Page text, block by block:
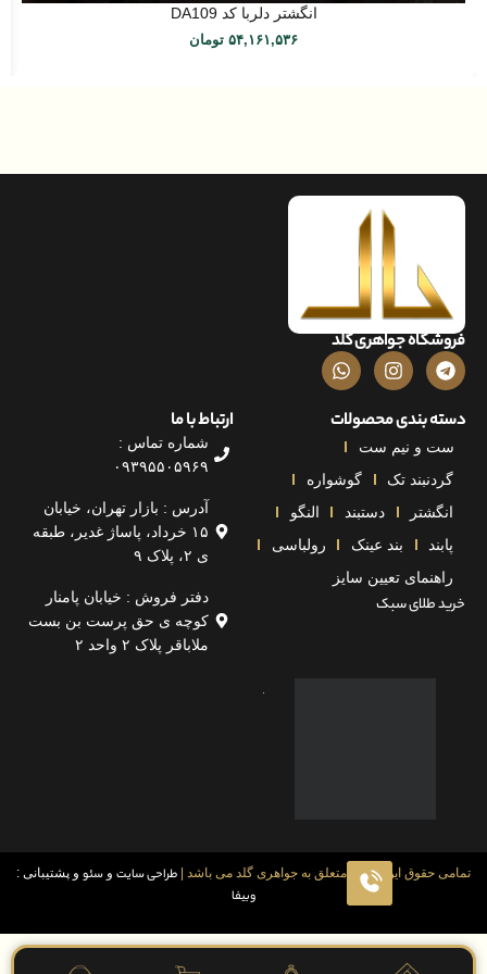
انگشتر دلربا کد DA109
۵۴,۱۶۱,۵۳۶ تومان
جواهری گلد
محصولات
نیم ست
تک
گوشواره
دستبند
النگو
بند عینک
رولباسی
تعیین سایز
سبک
ارتباط با ما
شماره تماس :
۰۹۳۹۵۵۰۵۹۶۹
آدرس : بازار تهران، خیابان
۱۵ خرداد، پاساژ غدیر، طبقه
ی ۲، پلاک ۹
دفتر فروش : خیابان پامنار
کوچه ی حق پرست بن بست
ملاباقر پلاک ۲ واحد ۲
این سایت متعلق به جواهری گلد می باشد | طراحی سایتوسئوو پشتیبانی :